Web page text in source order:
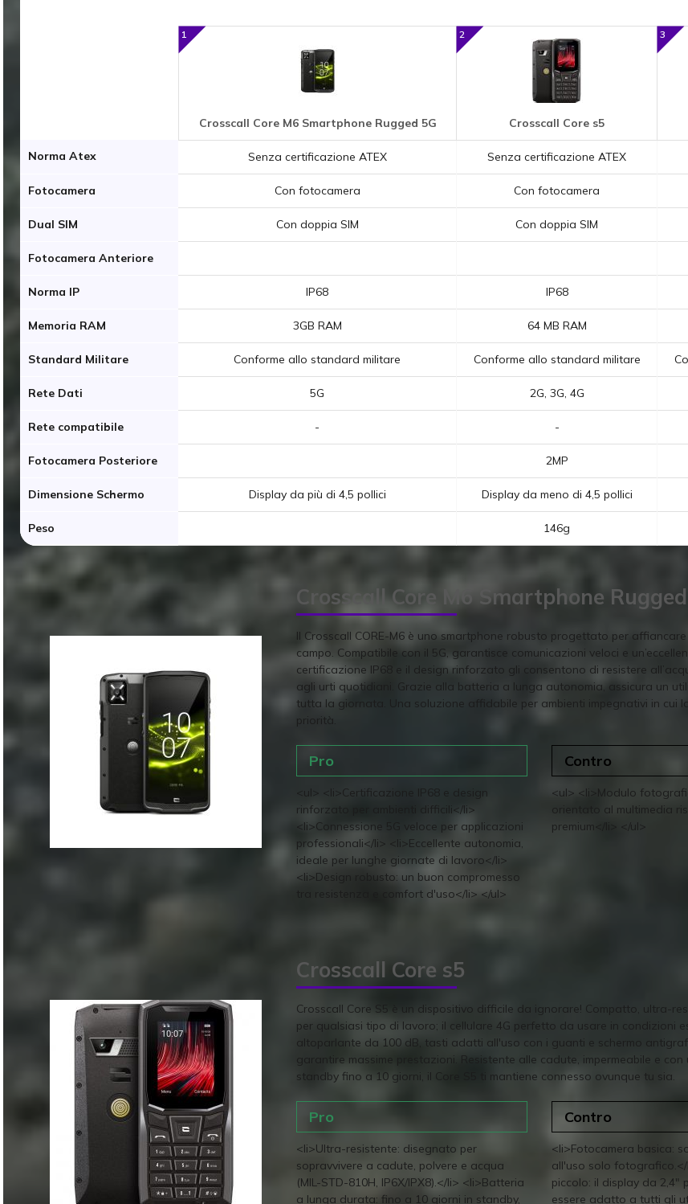
1
Crosscall Core M6 Smartphone Rugged 5G
2
Crosscall Core s5
3
Norma Atex Senza certificazione ATEX Senza certificazione ATEX
Fotocamera Con fotocamera Con fotocamera
Dual SIM Con doppia SIM Con doppia SIM
Fotocamera Anteriore
Norma IP IP68 IP68
Memoria RAM 3GB RAM 64 MB RAM
Standard Militare Conforme allo standard militare Conforme allo standard militare
Rete Dati 5G 2G, 3G, 4G
Rete compatibile - -
Fotocamera Posteriore 2MP
Dimensione Schermo Display da più di 4,5 pollici Display da meno di 4,5 pollici
Peso 146g
Crosscall Core M6 Smartphone
Il Crosscall CORE-M6 è uno smartphone robusto progettato per
campo. Compatibile con il 5G, garantisce comunicazioni veloci e
certificazione IP68 e il design rinforzato gli consentono di resistere
agli urti quotidiani. Grazie alla batteria a lunga autonomia, assicura un
tutta la giornata. Una soluzione affidabile per ambienti impegnativi in cui
priorità.
Pro
<ul> <li>Certificazione IP68 e design
rinforzato per ambienti difficili</li>
<li>Connessione 5G veloce per applicazioni
professionali</li> <li>Eccellente autonomia,
ideale per lunghe giornate di lavoro</li>
<li>Design robusto: un buon compromesso
tra resistenza e comfort d'uso</li> </ul>
Contro
<ul> <li>Modulo
orientato al multimedia
premium</li> </ul>
Crosscall Core s5
Crosscall Core S5 è un dispositivo difficile da ignorare! Compatto, ultra-
per qualsiasi tipo di lavoro; il cellulare 4G perfetto da usare in condizioni
altoparlante da 100 dB, tasti adatti all'uso con i guanti e schermo
garantire massime prestazioni. Resistente alle cadute, impermeabile e
standby fino a 10 giorni, il Core S5 ti mantiene connesso ovunque tu sia.
Pro
<li>Ultra-resistente: disegnato per
sopravvivere a cadute, polvere e acqua
(MIL-STD-810H, IP6X/IPX8).</li> <li>Batteria
a lunga durata: fino a 10 giorni in standby,
Contro
<li>Fotocamera basica:
all'uso solo
piccolo: il display da 2,4"
essere adatto a tutti gli